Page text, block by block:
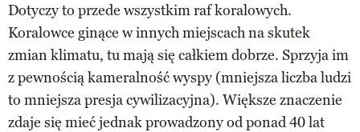
Dotyczy to przede wszystkim raf koralowych.
Koralowce ginące w innych miejscach na skutek
zmian klimatu, tu mają się całkiem dobrze. Sprzyja im
z pewnością kameralność wyspy (mniejsza liczba ludzi
to mniejsza presja cywilizacyjna). Większe znaczenie
zdaje się mieć jednak prowadzony od ponad 40 lat